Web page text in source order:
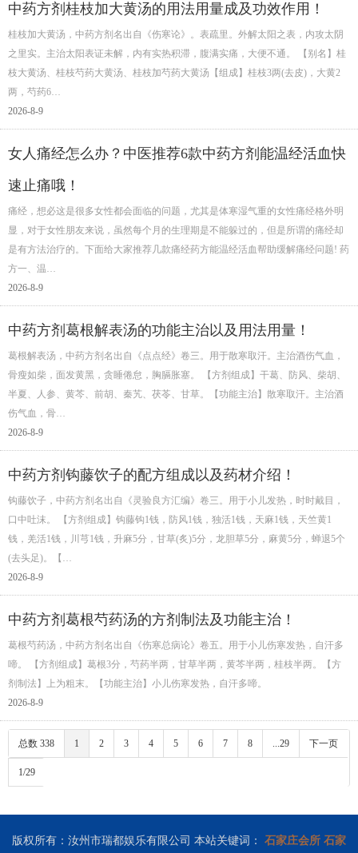
中药方剂桂枝加大黄汤的用法用量成及功效作用！
桂枝加大黄汤，中药方剂名出自《伤寒论》。表疏里。外解太阳之表，内攻太阴
之里实。主治太阳表证未解，内有实热积滞，腹满实痛，大便不通。 【别名】桂
枝大黄汤、桂枝芍药大黄汤、桂枝加芍药大黄汤【组成】桂枝3两(去皮)，大黄2
两，芍药6…
2026-8-9
女人痛经怎么办？中医推荐6款中药方剂能温经活血快
速止痛哦！
痛经，想必这是很多女性都会面临的问题，尤其是体寒湿气重的女性痛经格外明
显，对于女性朋友来说，虽然每个月的生理期是不能躲过的，但是所谓的痛经却
是有方法治疗的。下面给大家推荐几款痛经药方能温经活血帮助缓解痛经问题! 药
方一、温…
2026-8-9
中药方剂葛根解表汤的功能主治以及用法用量！
葛根解表汤，中药方剂名出自《点点经》卷三。用于散寒取汗。主治酒伤气血，
骨瘦如柴，面发黄黑，贪睡倦怠，胸膈胀塞。 【方剂组成】干葛、防风、柴胡、
半夏、人参、黄芩、前胡、秦艽、茯苓、甘草。【功能主治】散寒取汗。主治酒
伤气血，骨…
2026-8-9
中药方剂钩藤饮子的配方组成以及药材介绍！
钩藤饮子，中药方剂名出自《灵验良方汇编》卷三。用于小儿发热，时时戴目，
口中吐沫。 【方剂组成】钩藤钩1钱，防风1钱，独活1钱，天麻1钱，天竺黄1
钱，羌活1钱，川芎1钱，升麻5分，甘草(炙)5分，龙胆草5分，麻黄5分，蝉退5个
(去头足)。【…
2026-8-9
中药方剂葛根芍药汤的方剂制法及功能主治！
葛根芍药汤，中药方剂名出自《伤寒总病论》卷五。用于小儿伤寒发热，自汗多
啼。 【方剂组成】葛根3分，芍药半两，甘草半两，黄芩半两，桂枝半两。【方
剂制法】上为粗末。【功能主治】小儿伤寒发热，自汗多啼。
2026-8-9
总数 338 1 2 3 4 5 6 7 8 ...29 下一页
1/29
版权所有：汝州市瑞都娱乐有限公司 本站关键词： 石家庄会所 石家